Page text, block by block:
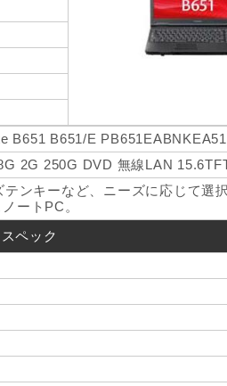
B651 B651/E PB651EABNKEA51
2G 250G DVD 無線LAN
ンキーなど、ニーズに応じて選
ートPC。
スペック